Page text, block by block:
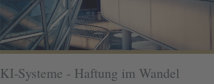
KI-Systeme - Haftung im Wandel